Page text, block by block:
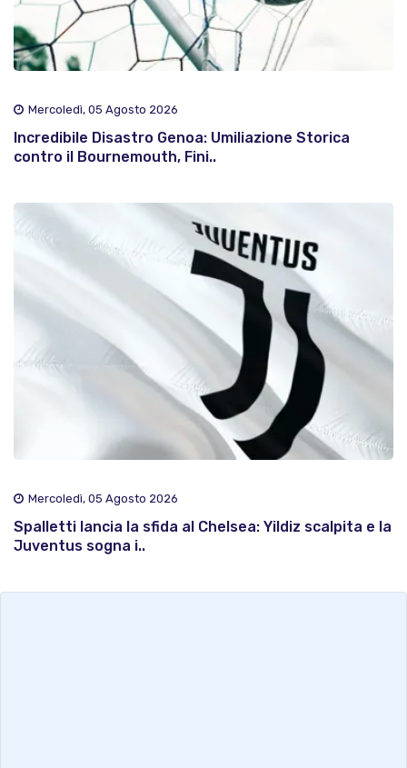
Mercoledì, 05 Agosto 2026
Incredibile Disastro Genoa: Umiliazione Storica
contro il Bournemouth, Fini..
Mercoledì, 05 Agosto 2026
Spalletti lancia la sfida al Chelsea: Yildiz scalpita e la
Juventus sogna i..